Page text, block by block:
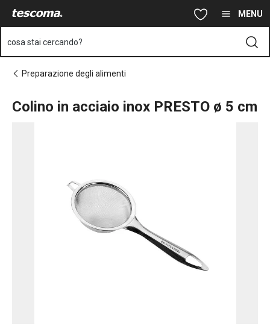
Vai al contenuto principale MENU
cosa stai cercando?
Preparazione degli alimenti
Colino in acciaio inox PRESTO ø 5 cm